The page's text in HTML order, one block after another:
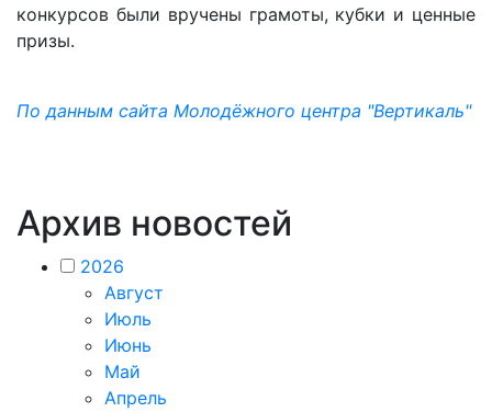
конкурсов были вручены грамоты, кубки и ценные
призы.
По данным сайта Молодёжного центра "Вертикаль"
Архив новостей
2026
Август
Июль
Июнь
Май
Апрель